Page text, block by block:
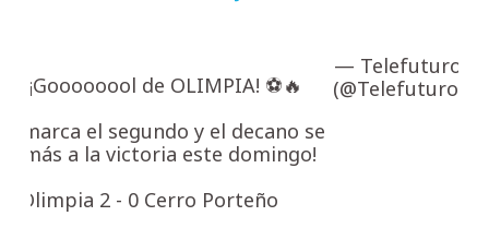
¡Goooooool de OLIMPIA! ⚽🔥
marca el segundo y el decano se
más a la victoria este domingo!
Olimpia 2 - 0 Cerro Porteño
— Telefuturo
(@Telefuturo)